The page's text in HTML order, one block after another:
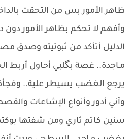
ظاهر الأمور بس من التحقت
وأفهم لا تحكم بظاهر الأمور دون
الدليل أتأكد من ثبوتيته وصدق
مـاجدة.. غصة بگلبي أحاول
يرجع الغضب يسيطر علية..
وآني أدور وأنواع الإشاعات
سنين كاتم ثاري ومن شفتها